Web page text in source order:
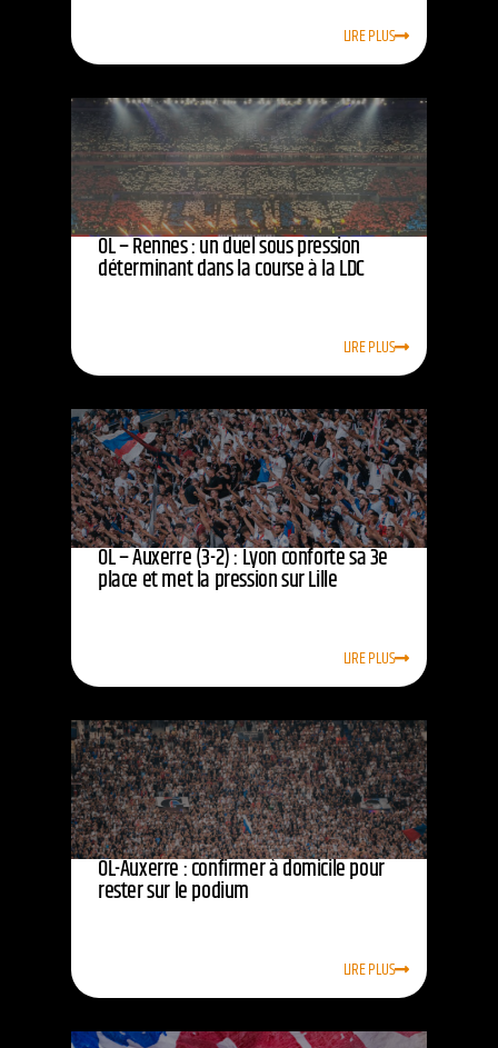
LIRE PLUS
OL – Rennes : un duel sous pression
déterminant dans la course à la LDC
LIRE PLUS
OL – Auxerre (3-2) : Lyon conforte sa 3e
place et met la pression sur Lille
LIRE PLUS
OL-Auxerre : confirmer à domicile pour
rester sur le podium
LIRE PLUS